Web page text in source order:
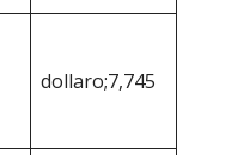
dollaro;7,745